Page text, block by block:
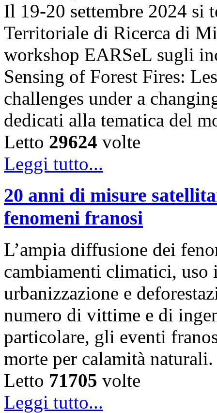
Il 19-20 settembre 2024 si
Territoriale di Ricerca di
workshop EARSeL sugli
Sensing of Forest Fires:
challenges under a
dedicati alla tematica del
Letto 29624 volte
Leggi tutto...
20 anni di misure
fenomeni franosi
L’ampia diffusione dei
cambiamenti climatici,
urbanizzazione e
numero di vittime e di
particolare, gli eventi
morte per calamità
Letto 71705 volte
Leggi tutto...